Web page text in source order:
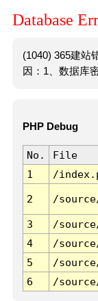
Database
(1040) 365建站
因：1、数据库
PHP Debug
No. File
1
/
2 /
3 /
4
/
5
/
6
/